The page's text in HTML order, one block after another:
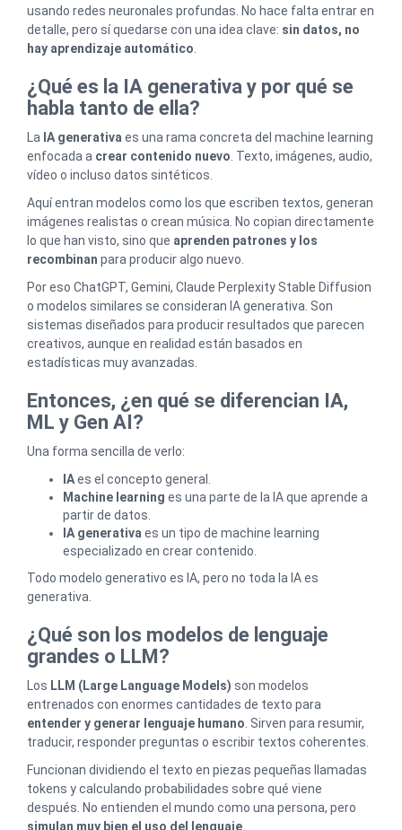
usando redes neuronales profundas. No hace falta entrar en
detalle, pero sí quedarse con una idea clave: sin datos, no
hay aprendizaje automático
¿Qué es la IA generativa y por qué se
habla tanto de ella?
La IA generativa es una rama concreta del machine learning
enfocada a crear contenido nuevo . Texto, imágenes, audio,
vídeo o incluso datos sintéticos.
Aquí entran modelos como los que escriben textos, generan
imágenes realistas o crean música. No copian directamente
lo que han visto, sino que aprenden patrones y los
recombinan para producir algo nuevo.
Por eso ChatGPT, Gemini, Claude Perplexity Stable Diffusion
o modelos similares se consideran IA generativa. Son
sistemas diseñados para producir resultados que parecen
creativos, aunque en realidad están basados en
estadísticas muy avanzadas.
Entonces, ¿en qué se diferencian IA,
ML y Gen AI?
Una forma sencilla de verlo:
IAes el concepto general.
Machine learning es una parte de la IA que aprende a
partir de datos.
IA generativa es un tipo de machine learning
especializado en crear contenido.
Todo modelo generativo es IA, pero no toda la IA es
generativa.
¿Qué son los modelos de lenguaje
grandes o LLM?
Los LLM (Large Language Models) son modelos
entrenados con enormes cantidades de texto para
entender y generar lenguaje humano . Sirven para resumir,
traducir, responder preguntas o escribir textos coherentes.
Funcionan dividiendo el texto en piezas pequeñas llamadas
tokens y calculando probabilidades sobre qué viene
después. No entienden el mundo como una persona, pero
simulan muy bien el uso del lenguaje